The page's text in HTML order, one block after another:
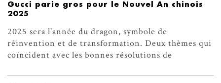
Gucci parie gros pour le Nouvel An chinois
2025
2025 sera l'année du dragon, symbole de
réinvention et de transformation. Deux thèmes qui
coïncident avec les bonnes résolutions de